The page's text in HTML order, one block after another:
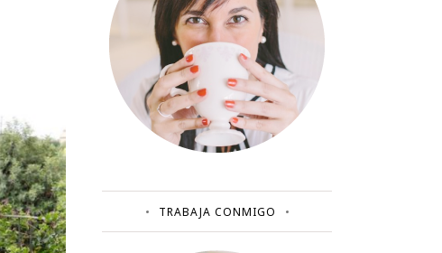
TRABAJA CONMIGO